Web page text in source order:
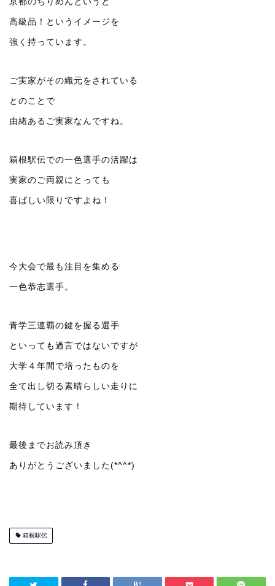
高級品！というイメージを
強く持っています。
ご実家がその織元をされている
とのことで
由緒あるご実家なんですね。
箱根駅伝での一色選手の活躍は
実家のご両親にとっても
喜ばしい限りですよね！
今大会で最も注目を集める
一色恭志選手。
青学三連覇の鍵を握る選手
といっても過言ではないですが
大学４年間で培ったものを
全て出し切る素晴らしい走りに
期待しています！
最後までお読み頂き
ありがとうございました(*^^*)
箱根駅伝